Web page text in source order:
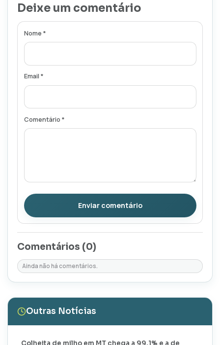
Deixe um comentário
Nome *
Email *
Comentário *
Enviar comentário
Comentários (0)
Ainda não há comentários.
Outras Notícias
Colheita de milho em MT chega a 99,1% e a de